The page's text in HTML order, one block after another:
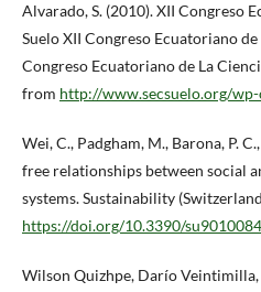
Alvarado, S. (2010). XII Congreso
Suelo XII Congreso Ecuatoriano
Congreso Ecuatoriano de La
from http://www.secsuelo.org/
Wei, C., Padgham, M., Barona, P.
free relationships between social
systems. Sustainability
https://doi.org/10.3390/su9010084
Wilson Quizhpe, Darío